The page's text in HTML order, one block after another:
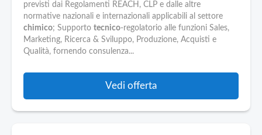
previsti dai Regolamenti REACH, CLP e dalle altre
normative nazionali e internazionali applicabili al settore
chimico; Supporto tecnico-regolatorio alle funzioni Sales,
Marketing, Ricerca & Sviluppo, Produzione, Acquisti e
Qualità, fornendo consulenza...
Vedi offerta